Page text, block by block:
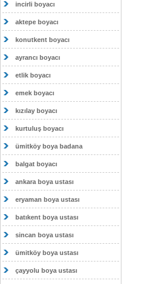
incirli boyacı
aktepe boyacı
konutkent boyacı
ayrancı boyacı
etlik boyacı
emek boyacı
kızılay boyacı
kurtuluş boyacı
ümitköy boya badana
balgat boyacı
ankara boya ustası
eryaman boya ustası
batıkent boya ustası
sincan boya ustası
ümitköy boya ustası
çayyolu boya ustası